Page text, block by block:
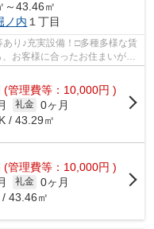
～43.46㎡
ノ内 １丁目
り♪充実設備！□多種多様な賃
お客様に合ったお住まいがき
(管理費等：10,000円 )
礼金 0ヶ月
/ 43.29㎡
(管理費等：10,000円 )
礼金 0ヶ月
43.46㎡